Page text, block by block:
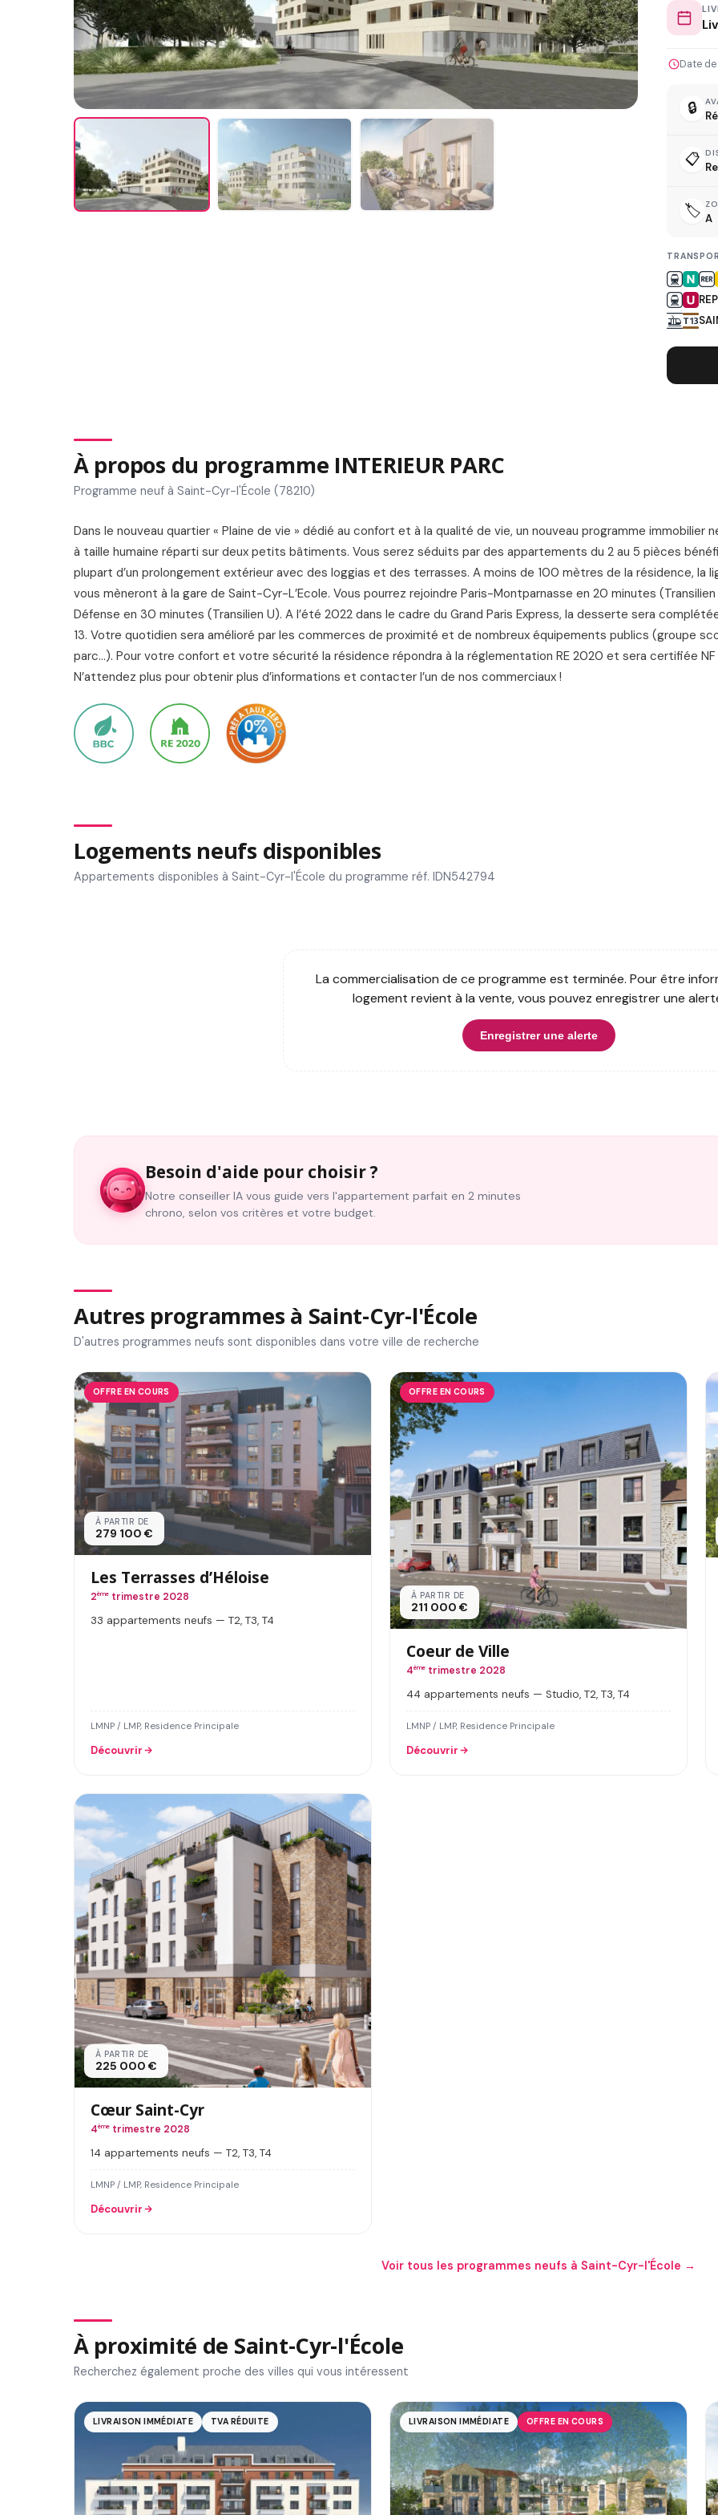
Date
🔒
📋
🏷️ A
À propos du programme INTERIEUR PARC
Programme neuf à Saint-Cyr-l'École (78210)
Dans le nouveau quartier « Plaine de vie » dédié au confort et à la qualité de vie, un nouveau programme immobilier
à taille humaine réparti sur deux petits bâtiments. Vous serez séduits par des appartements du 2 au 5 pièces
plupart d’un prolongement extérieur avec des loggias et des terrasses. A moins de 100 mètres de la résidence, la
vous mèneront à la gare de Saint-Cyr-L’Ecole. Vous pourrez rejoindre Paris-Montparnasse en 20 minutes (Transilien
Défense en 30 minutes (Transilien U). A l’été 2022 dans le cadre du Grand Paris Express, la desserte sera
13. Votre quotidien sera amélioré par les commerces de proximité et de nombreux équipements publics (groupe
parc…). Pour votre confort et votre sécurité la résidence répondra à la réglementation RE 2020 et sera certifiée
N’attendez plus pour obtenir plus d’informations et contacter l’un de nos commerciaux !
Logements neufs disponibles
Appartements disponibles à Saint-Cyr-l'École du programme réf. IDN542794
La commercialisation de ce programme est terminée. Pour être
logement revient à la vente, vous pouvez enregistrer une
Enregistrer une alerte
Besoin d'aide pour choisir ?
Notre conseiller IA vous guide vers l'appartement parfait en 2 minutes
chrono, selon vos critères et votre budget.
Autres programmes à Saint-Cyr-l'École
D'autres programmes neufs sont disponibles dans votre ville de recherche
OFFRE EN COURS
À PARTIR DE
279 100 €
Les Terrasses d’Héloise
2ème trimestre 2028
33 appartements neufs — T2, T3, T4
LMNP / LMP, Residence Principale
Découvrir
OFFRE EN COURS
À PARTIR DE
211 000 €
Coeur de Ville
4ème trimestre 2028
44 appartements neufs — Studio, T2, T3, T4
LMNP / LMP, Residence Principale
Découvrir
À PARTIR DE
225 000 €
Cœur Saint-Cyr
4ème trimestre 2028
14 appartements neufs — T2, T3, T4
LMNP / LMP, Residence Principale
Découvrir
Voir tous les programmes neufs à Saint-Cyr-l'École →
À proximité de Saint-Cyr-l'École
Recherchez également proche des villes qui vous intéressent
LIVRAISON IMMÉDIATE TVA RÉDUITE LIVRAISON IMMÉDIATE OFFRE EN COURS